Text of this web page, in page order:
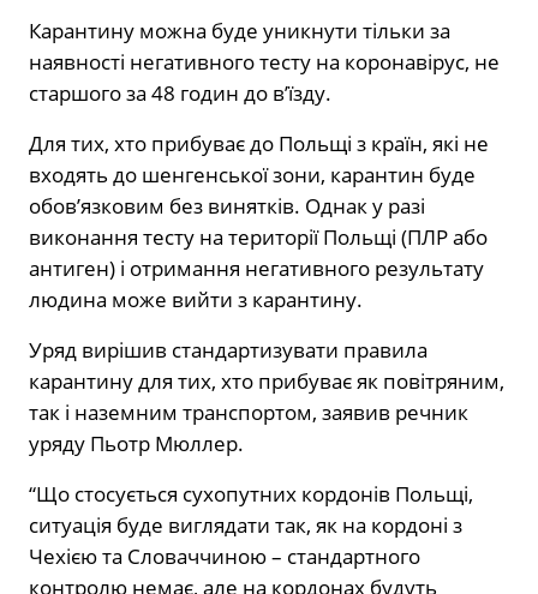
Карантину можна буде уникнути тільки за
наявності негативного тесту на коронавірус, не
старшого за 48 годин до в’їзду.
Для тих, хто прибуває до Польщі з країн, які не
входять до шенгенської зони, карантин буде
обов’язковим без винятків. Однак у разі
виконання тесту на території Польщі (ПЛР або
антиген) і отримання негативного результату
людина може вийти з карантину.
Уряд вирішив стандартизувати правила
карантину для тих, хто прибуває як повітряним,
так і наземним транспортом, заявив речник
уряду Пьотр Мюллер.
“Що стосується сухопутних кордонів Польщі,
ситуація буде виглядати так, як на кордоні з
Чехією та Словаччиною – стандартного
контролю немає, але на кордонах будуть